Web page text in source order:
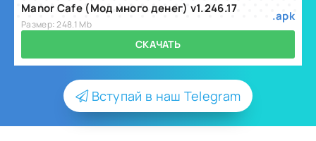
Manor Cafe (Мод много денег) v1.246.17
Размер: 248.1 Mb
.apk
СКАЧАТЬ
Вступай в наш Telegram